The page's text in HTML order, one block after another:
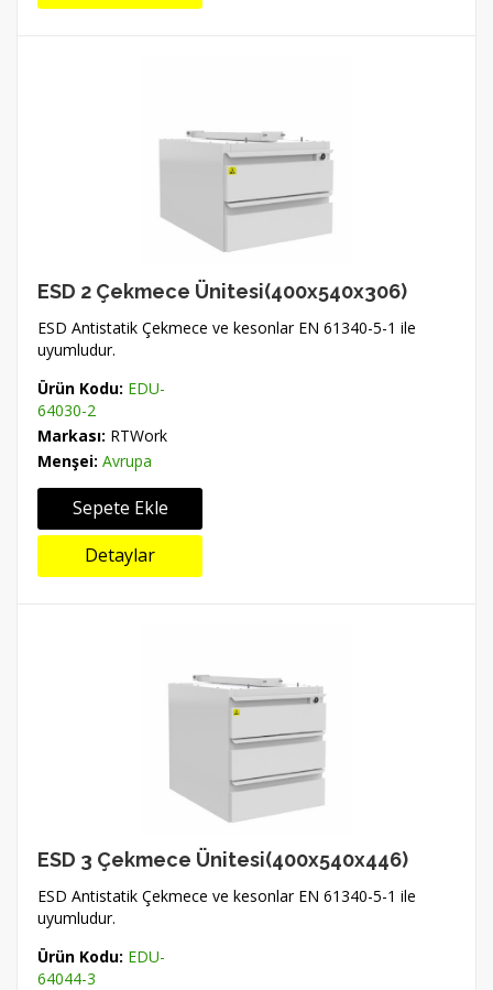
ESD 2 Çekmece Ünitesi(400x540x306)
ESD Antistatik Çekmece ve kesonlar EN 61340-5-1 ile
uyumludur.
Ürün Kodu: EDU-
64030-2
Markası: RTWork
Menşei: Avrupa
Sepete Ekle
Detaylar
ESD 3 Çekmece Ünitesi(400x540x446)
ESD Antistatik Çekmece ve kesonlar EN 61340-5-1 ile
uyumludur.
Ürün Kodu: EDU-
64044-3